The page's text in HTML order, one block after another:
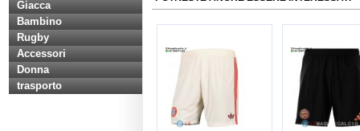
Giacca
Bambino
Rugby
Accessori
Donna
trasporto